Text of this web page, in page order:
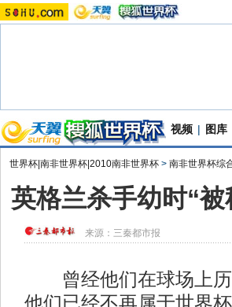
视频 | 图库
世界杯|南非世界杯|2010南非世界杯 > 南非世界杯综
英格兰杀手幼时“
来源： 三秦都市报
曾经他们在球场上历